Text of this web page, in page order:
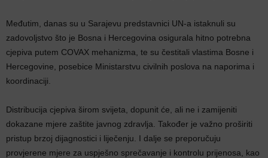
Međutim, danas su u Sarajevu predstavnici UN-a istaknuli su
zadovoljstvo što je Bosna i Hercegovina osigurala hitno potrebna
cjepiva putem COVAX mehanizma, te su čestitali vlastima Bosne i
Hercegovine, posebice Ministarstvu civilnih poslova na naporima i
koordinaciji.
Distribucija cjepiva širom svijeta, dopunit će, ali ne i zamijeniti
dokazane mjere zaštite javnog zdravlja. Također je važno proširiti
pristup brzoj dijagnostici i liječenju. I dalje se preporučuju
provjerene mjere za uspješno sprečavanje i kontrolu prijenosa, kao